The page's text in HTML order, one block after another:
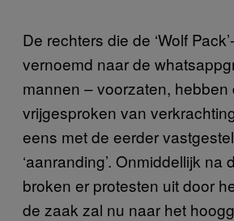
De rechters die de ‘Wolf
vernoemd naar de
mannen – voorzaten,
vrijgesproken van
eens met de eerder
‘aanranding’. Onmiddellijk na
broken er protesten uit door
de zaak zal nu naar het